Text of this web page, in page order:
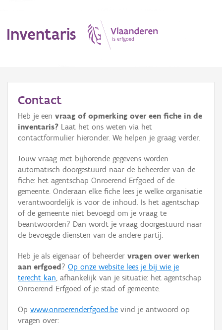
Inventaris
Erfgoedobject
Aanduidingsobject
Waarneming
Thema
Gebeurtenis
Persoon of collectief
Hergebruik
Aanmelden
Contact
Heb je een vraag of opmerking over een fiche in de
inventaris? Laat het ons weten via het
contactformulier hieronder. We helpen je graag verder.
Jouw vraag met bijhorende gegevens worden
automatisch doorgestuurd naar de beheerder van de
fiche: het agentschap Onroerend Erfgoed of de
gemeente. Onderaan elke fiche lees je welke organisatie
verantwoordelijk is voor de inhoud. Is het agentschap
of de gemeente niet bevoegd om je vraag te
beantwoorden? Dan wordt je vraag doorgestuurd naar
de bevoegde diensten van de andere partij.
Heb je als eigenaar of beheerder vragen over werken
aan erfgoed ? Op onze website lees je bij wie je
terecht kan, afhankelijk van je situatie: het agentschap
Onroerend Erfgoed of je stad of gemeente.
Op www.onroerenderfgoed.be vind je antwoord op
vragen over: